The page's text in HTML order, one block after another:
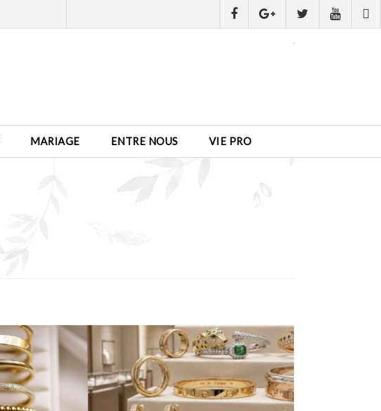
MARIAGE ENTRE NOUS VIE PRO